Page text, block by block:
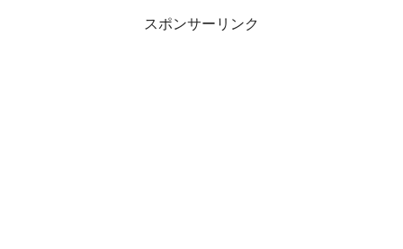
スポンサーリンク